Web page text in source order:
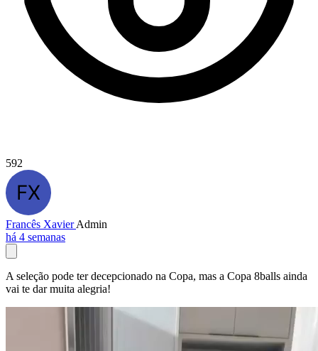
592
Francês XavierAdmin
há 4 semanas
A seleção pode ter decepcionado na Copa, mas a Copa 8balls ainda
vai te dar muita alegria!